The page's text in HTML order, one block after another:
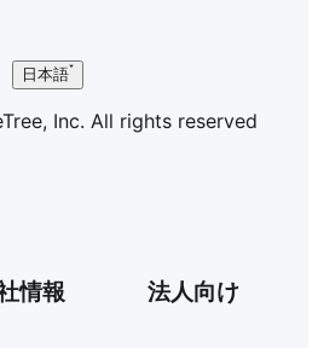
日本語
Inc. All rights reserved
情報 法人向け